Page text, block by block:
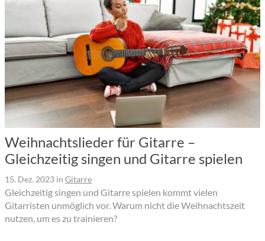
Weihnachtslieder für Gitarre –
Gleichzeitig singen und Gitarre spielen
15. Dez. 2023 in Gitarre
Gleichzeitig singen und Gitarre spielen kommt vielen
Gitarristen unmöglich vor. Warum nicht die Weihnachtszeit
nutzen, um es zu trainieren?